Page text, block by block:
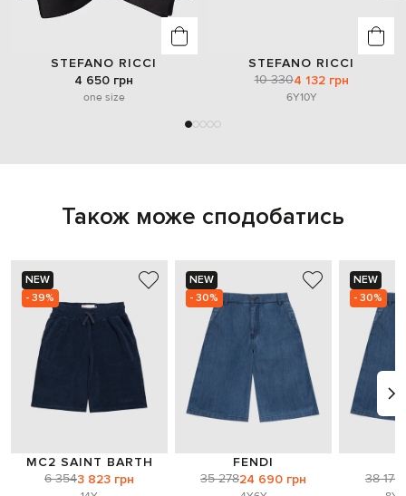
STEFANO RICCI
4 650 грн
one size
STEFANO RICCI
10 3304 132 грн
6Y10Y
Також може сподобатись
NEW
- 39%
MC2 SAINT BARTH
6 3543 823 грн
NEW
- 30%
FENDI
35 27824 690 грн
NEW
- 30%
38 170